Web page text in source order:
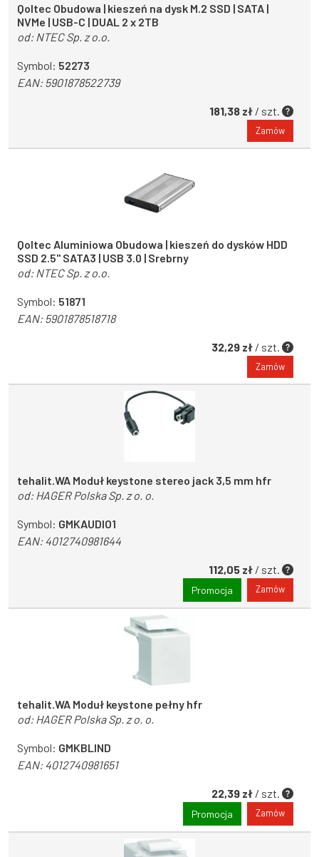
Qoltec Obudowa | kieszeń na dysk M.2 SSD | SATA |
NVMe | USB-C | DUAL 2 x 2TB
od: NTEC Sp. z o.o.
Symbol: 52273
EAN:5901878522739
181,38 zł / szt.
Zamów
Qoltec Aluminiowa Obudowa | kieszeń do dysków HDD
SSD 2.5" SATA3 | USB 3.0 | Srebrny
od: NTEC Sp. z o.o.
Symbol: 51871
EAN:5901878518718
32,29 zł / szt.
Zamów
tehalit.WA Moduł keystone stereo jack 3,5 mm hfr
od: HAGER Polska Sp. z o. o.
Symbol: GMKAUDIO1
EAN:4012740981644
112,05 zł / szt.
Promocja Zamów
tehalit.WA Moduł keystone pełny hfr
od: HAGER Polska Sp. z o. o.
Symbol: GMKBLIND
EAN:4012740981651
22,39 zł / szt.
Promocja Zamów